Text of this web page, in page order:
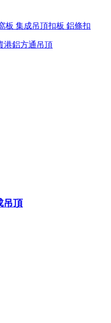
板 集成吊頂扣板 鋁條扣
港鋁方通吊頂
吊頂